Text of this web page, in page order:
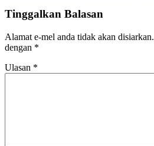
Tinggalkan Balasan
Alamat e-mel anda tidak akan disiarkan.
dengan *
Ulasan *